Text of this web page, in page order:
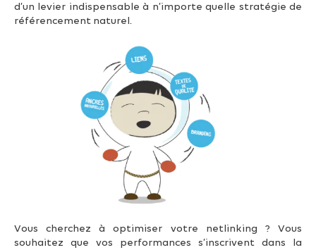
d’un levier indispensable à n’importe quelle stratégie de
référencement naturel.
Vous cherchez à optimiser votre netlinking ? Vous
souhaitez que vos performances s’inscrivent dans la